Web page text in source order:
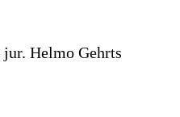
Helmo Gehrts